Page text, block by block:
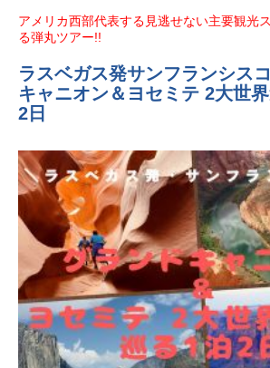
アメリカ西部代表する見逃せない主要観光
る弾丸ツアー!!
ラスベガス発サンフランシス
キャニオン＆ヨセミテ 2大世
2日